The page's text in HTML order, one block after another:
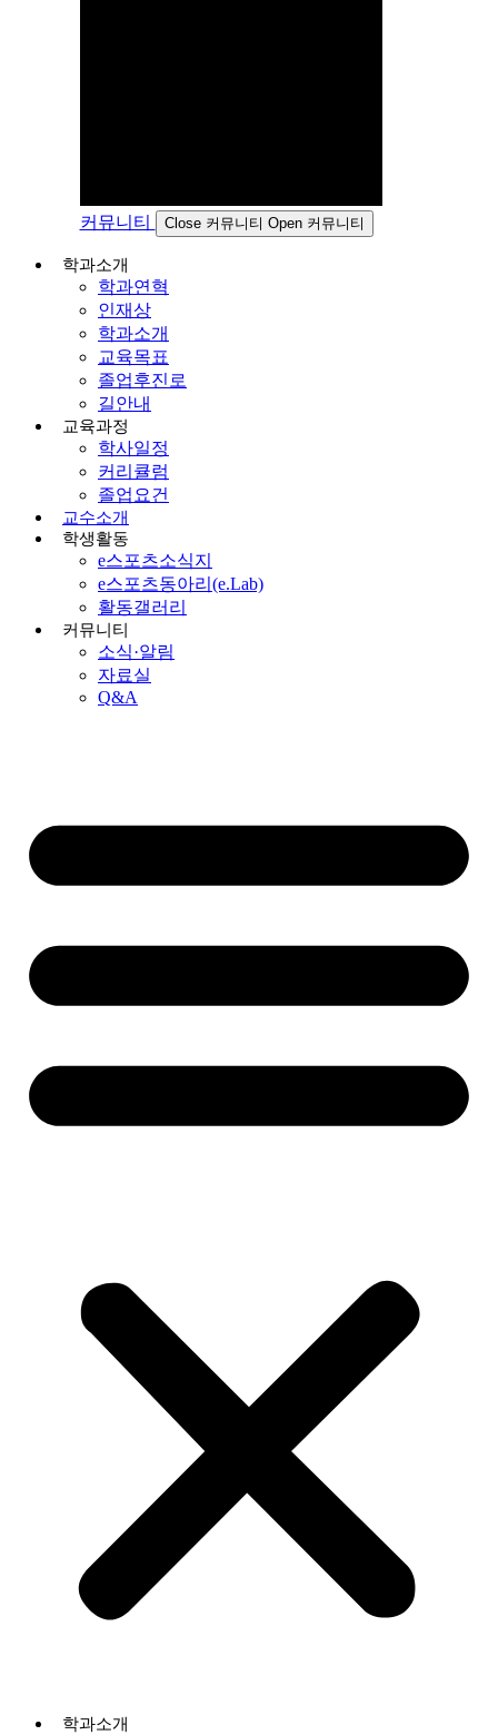
커뮤니티 Close 커뮤니티 Open 커뮤니티
학과소개
학과연혁
인재상
학과소개
교육목표
졸업후진로
길안내
교육과정
학사일정
커리큘럼
졸업요건
교수소개
학생활동
e스포츠소식지
e스포츠동아리(e.Lab)
활동갤러리
커뮤니티
소식·알림
자료실
Q&A
학과소개